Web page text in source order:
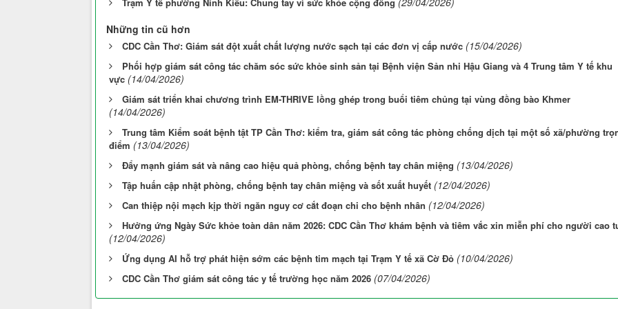
Những tin cũ hơn
CDC Cần Thơ: Giám sát đột xuất chất lượng nước sạch tại các đơn vị cấp nước (15/04/2026)
Phối hợp giám sát công tác chăm sóc sức khỏe sinh sản tại Bệnh viện Sản nhi Hậu Giang và 4 Trung tâm Y tế khu
vực (14/04/2026)
Giám sát triển khai chương trình EM-THRIVE lồng ghép trong buổi tiêm chủng tại vùng đồng bào Khmer
(14/04/2026)
Trung tâm Kiểm soát bệnh tật TP Cần Thơ: kiểm tra, giám sát công tác phòng chống dịch tại một số xã/phường
điểm (13/04/2026)
Đẩy mạnh giám sát và nâng cao hiệu quả phòng, chống bệnh tay chân miệng (13/04/2026)
Tập huấn cập nhật phòng, chống bệnh tay chân miệng và sốt xuất huyết (12/04/2026)
Can thiệp nội mạch kịp thời ngăn nguy cơ cắt đoạn chi cho bệnh nhân (12/04/2026)
Hưởng ứng Ngày Sức khỏe toàn dân năm 2026: CDC Cần Thơ khám bệnh và tiêm vắc xin miễn phí cho người cao
(12/04/2026)
Ứng dụng AI hỗ trợ phát hiện sớm các bệnh tim mạch tại Trạm Y tế xã Cờ Đỏ (10/04/2026)
CDC Cần Thơ giám sát công tác y tế trường học năm 2026 (07/04/2026)